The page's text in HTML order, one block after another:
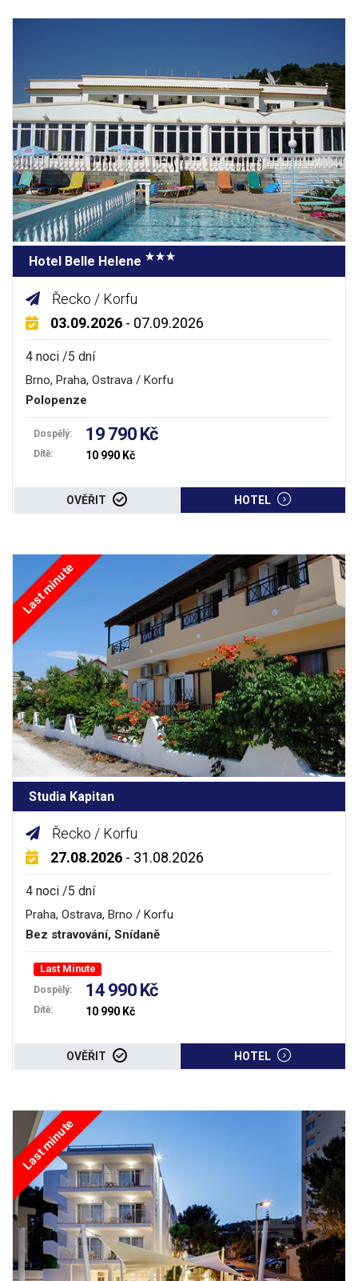
Hotel Belle Helene
Řecko / Korfu
03.09.2026 - 07.09.2026
4 noci /5 dní
Brno, Praha, Ostrava / Korfu
Polopenze
Dospělý: 19 790 Kč
Dítě: 10 990 Kč
OVĚŘIT HOTEL
Last minute
Studia Kapitan
Řecko / Korfu
27.08.2026 - 31.08.2026
4 noci /5 dní
Praha, Ostrava, Brno / Korfu
Bez stravování, Snídaně
Last Minute
Dospělý: 14 990 Kč
Dítě: 10 990 Kč
OVĚŘIT HOTEL
Last minute